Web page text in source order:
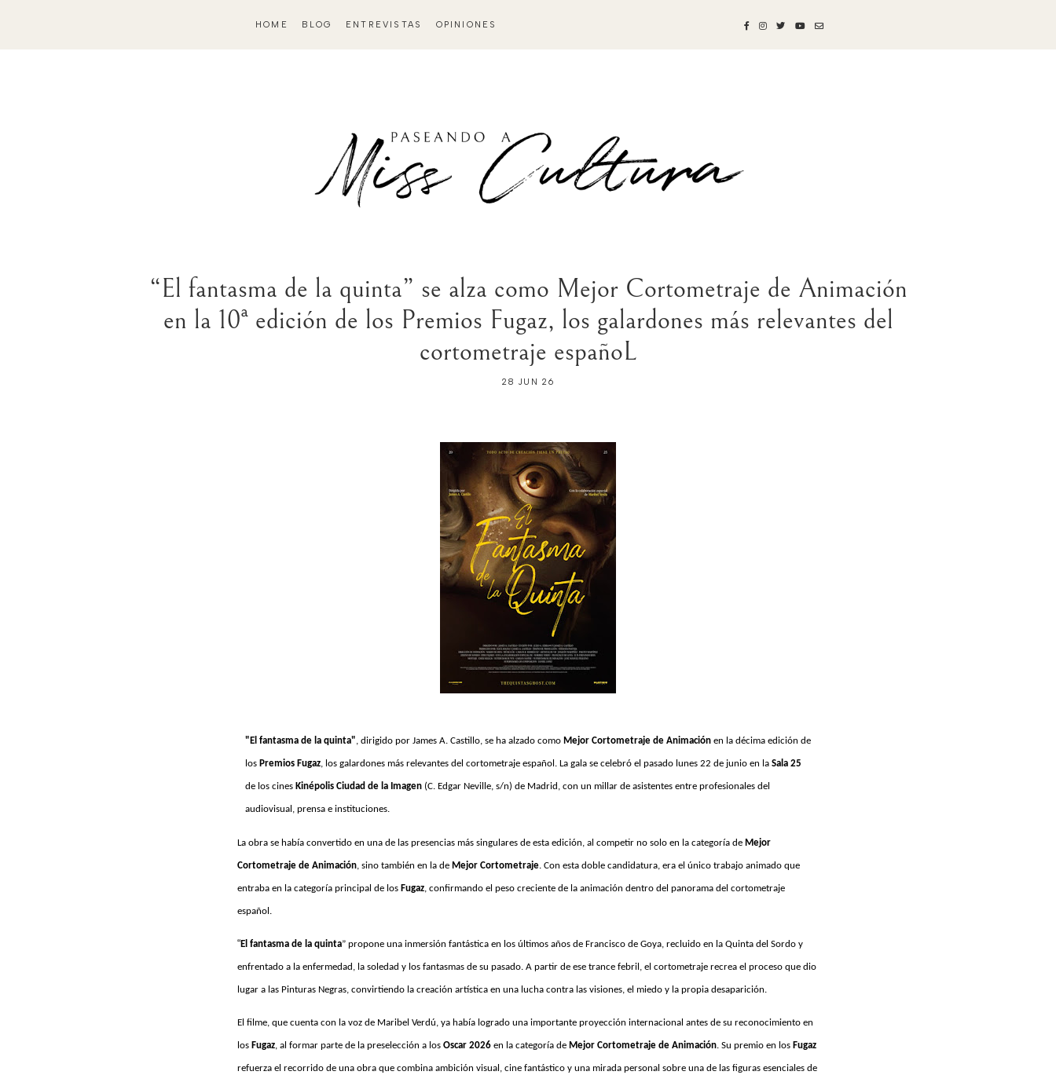
HOME BLOG ENTREVISTAS OPINIONES
“El fantasma de la quinta” se alza como Mejor Cortometraje de Animación
en la 10ª edición de los Premios Fugaz, los galardones más relevantes del
cortometraje españoL
28 JUN 26
"El fantasma de la quinta", dirigido por James A. Castillo, se ha alzado como Mejor Cortometraje de Animación en la décima edición de
los Premios Fugaz, los galardones más relevantes del cortometraje español. La gala se celebró el pasado lunes 22 de junio en la Sala 25
de los cines Kinépolis Ciudad de la Imagen (C. Edgar Neville, s/n) de Madrid, con un millar de asistentes entre profesionales del
audiovisual, prensa e instituciones.
La obra se había convertido en una de las presencias más singulares de esta edición, al competir no solo en la categoría de Mejor
Cortometraje de Animación, sino también en la de Mejor Cortometraje. Con esta doble candidatura, era el único trabajo animado que
entraba en la categoría principal de los Fugaz, confirmando el peso creciente de la animación dentro del panorama del cortometraje
español.
“El fantasma de la quinta” propone una inmersión fantástica en los últimos años de Francisco de Goya, recluido en la Quinta del Sordo y
enfrentado a la enfermedad, la soledad y los fantasmas de su pasado. A partir de ese trance febril, el cortometraje recrea el proceso que dio
lugar a las Pinturas Negras, convirtiendo la creación artística en una lucha contra las visiones, el miedo y la propia desaparición.
El filme, que cuenta con la voz de Maribel Verdú, ya había logrado una importante proyección internacional antes de su reconocimiento en
los Fugaz, al formar parte de la preselección a los Oscar 2026 en la categoría de Mejor Cortometraje de Animación. Su premio en los Fugaz
refuerza el recorrido de una obra que combina ambición visual, cine fantástico y una mirada personal sobre una de las figuras esenciales de